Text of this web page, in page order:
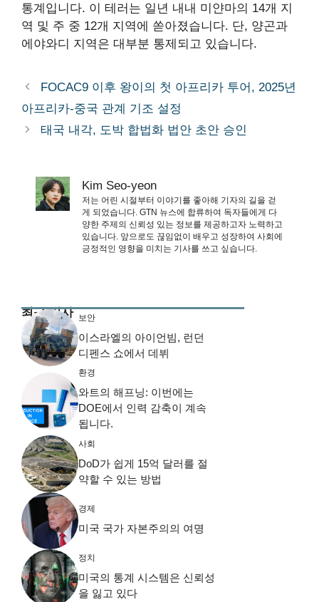
통계입니다. 이 테러는 일년 내내 미얀마의 14개 지
역 및 주 중 12개 지역에 쏟아졌습니다. 단, 양곤과
에야와디 지역은 대부분 통제되고 있습니다.
FOCAC9 이후 왕이의 첫 아프리카 투어, 2025년
아프리카-중국 관계 기조 설정
태국 내각, 도박 합법화 법안 초안 승인
Kim Seo-yeon
저는 어린 시절부터 이야기를 좋아해 기자의 길을 걷
게 되었습니다. GTN 뉴스에 합류하여 독자들에게 다
양한 주제의 신뢰성 있는 정보를 제공하고자 노력하고
있습니다. 앞으로도 끊임없이 배우고 성장하여 사회에
긍정적인 영향을 미치는 기사를 쓰고 싶습니다.
최근 기사 보안
이스라엘의 아이언빔, 런던
디펜스 쇼에서 데뷔
환경
와트의 해프닝: 이번에는
DOE에서 인력 감축이 계속
됩니다.
사회
DoD가 쉽게 15억 달러를 절
약할 수 있는 방법
경제
미국 국가 자본주의의 여명
정치
미국의 통계 시스템은 신뢰성
을 잃고 있다